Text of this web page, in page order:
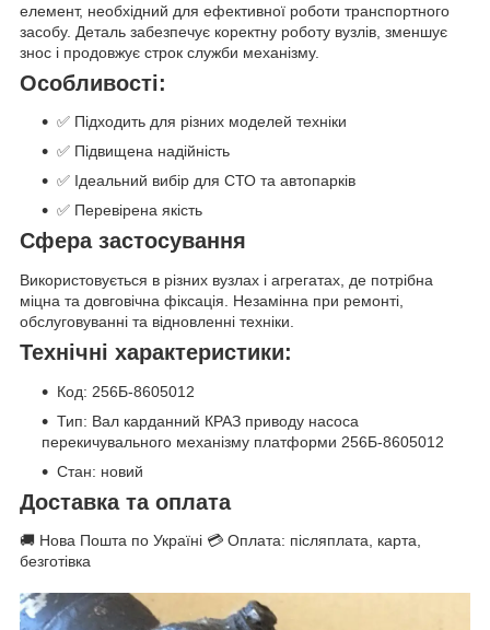
елемент, необхідний для ефективної роботи транспортного
засобу. Деталь забезпечує коректну роботу вузлів, зменшує
знос і продовжує строк служби механізму.
Особливості:
✅ Підходить для різних моделей техніки
✅ Підвищена надійність
✅ Ідеальний вибір для СТО та автопарків
✅ Перевірена якість
Сфера застосування
Використовується в різних вузлах і агрегатах, де потрібна
міцна та довговічна фіксація. Незамінна при ремонті,
обслуговуванні та відновленні техніки.
Технічні характеристики:
Код: 256Б-8605012
Тип: Вал карданний КРАЗ приводу насоса
перекичувального механізму платформи 256Б-8605012
Стан: новий
Доставка та оплата
🚚 Нова Пошта по Україні 💳 Оплата: післяплата, карта,
безготівка